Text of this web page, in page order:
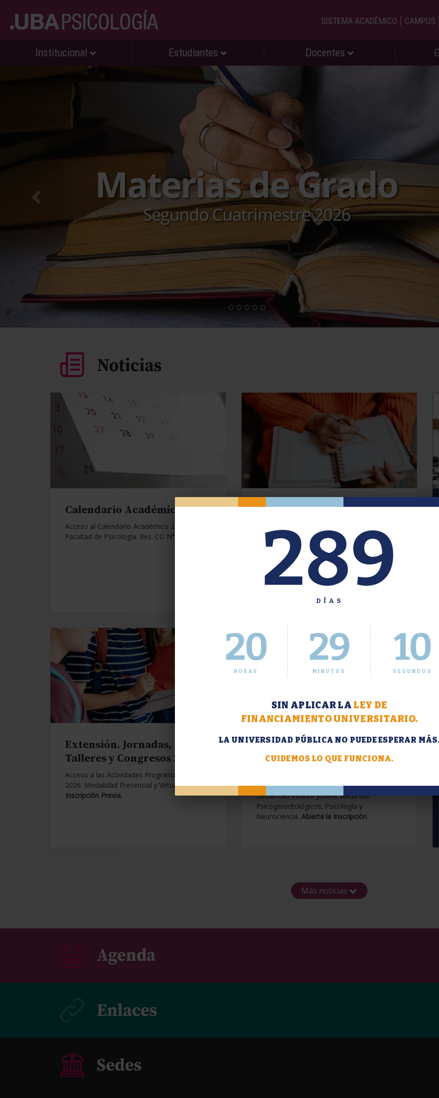
289
DÍAS
20
HORAS
29
MINUTOS
11
SEGUNDOS
SIN APLICAR LA LEY DE
FINANCIAMIENTO UNIVERSITARIO.
LA UNIVERSIDAD PÚBLICA NO PUEDE ESPERAR
CUIDEMOS LO QUE FUNCIONA.
SISTEMA ACADÉMICO | CAMPUS |
Institucional Estudiantes Docentes
Calendario Académico 2026.
Acceso al Calendario Académico 2026 de la
Facultad de Psicología. Res. CD N°1112/25.
Oferta de Grado. Segundo
Inscripción del 30 de julio al 4 de agosto a
través del Sistema Académico
Extensión. Jornadas,
Talleres y Congresos 2026.
Acceso a las Actividades Programadas para
2026. Modalidad Presencial y Virtual.Con
Inscripción Previa.
Extensión. Diplomaturas
2026.
Contemporáneas; Problemáticas en el
Desarrollo Infanto Juvenil; Recursos
Psicogerontológicos; Psicología y
Neurociencia. Abierta la Inscripción
Más noticias